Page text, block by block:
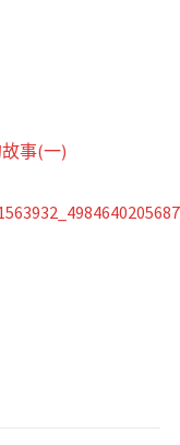
故事(一)